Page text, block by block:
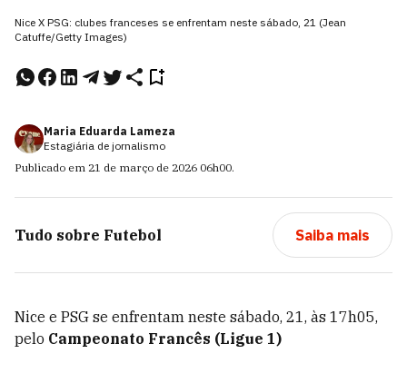
Nice X PSG: clubes franceses se enfrentam neste sábado, 21 (Jean
Catuffe/Getty Images)
Maria Eduarda Lameza
Estagiária de jornalismo
Publicado em 21 de março de 2026 06h00.
Tudo sobre Futebol Saiba mais
Nice e PSG se enfrentam neste sábado, 21, às 17h05,
pelo Campeonato Francês (Ligue 1)